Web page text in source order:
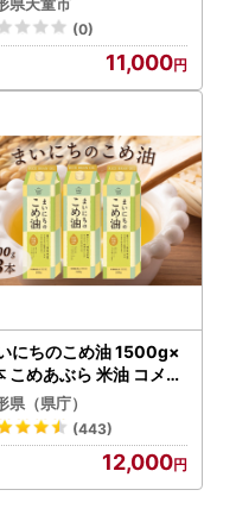
(0)
11,000
にちのこめ油 1500g×
こめあぶら 米油 コメ油
物 炒め物 サラダ 山形
食品 山形県 F2Y-173
県（県庁）
(443)
12,000